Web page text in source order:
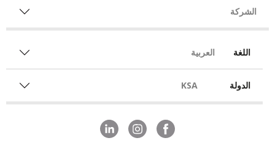
الشركة
اللغة العربية
الدولة KSA